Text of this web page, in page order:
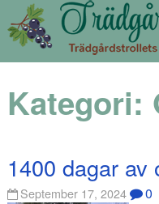
Kategori:
1400 dagar av
September 17, 2024 0